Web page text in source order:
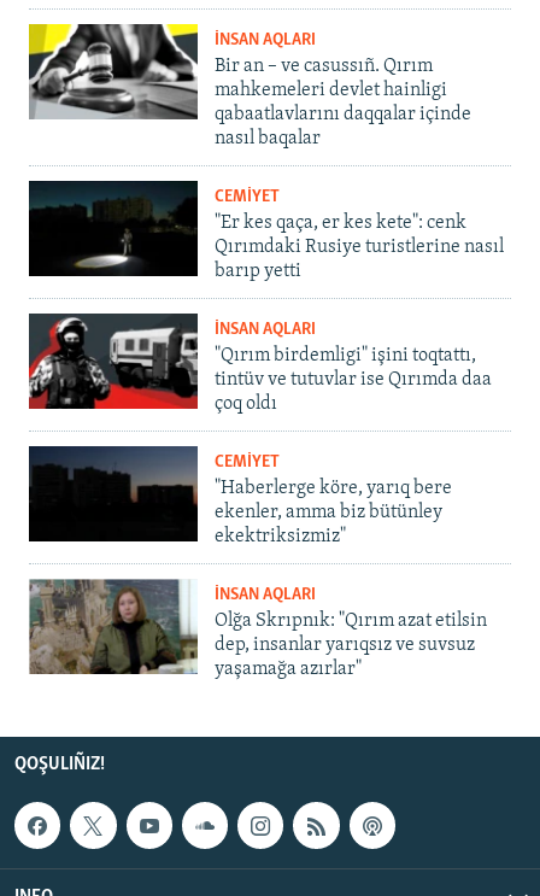
İNSAN AQLARI
Bir an – ve casussıñ. Qırım
mahkemeleri devlet hainligi
qabaatlavlarını daqqalar içinde
nasıl baqalar
CEMİYET
"Er kes qaça, er kes kete": cenk
Qırımdaki Rusiye turistlerine nasıl
barıp yetti
İNSAN AQLARI
"Qırım birdemligi" işini toqtattı,
tintüv ve tutuvlar ise Qırımda daa
çoq oldı
CEMİYET
"Haberlerge köre, yarıq bere
ekenler, amma biz bütünley
ekektriksizmiz"
İNSAN AQLARI
Olğa Skrıpnık: "Qırım azat etilsin
dep, insanlar yarıqsız ve suvsuz
yaşamağa azırlar"
QOŞULIÑIZ!